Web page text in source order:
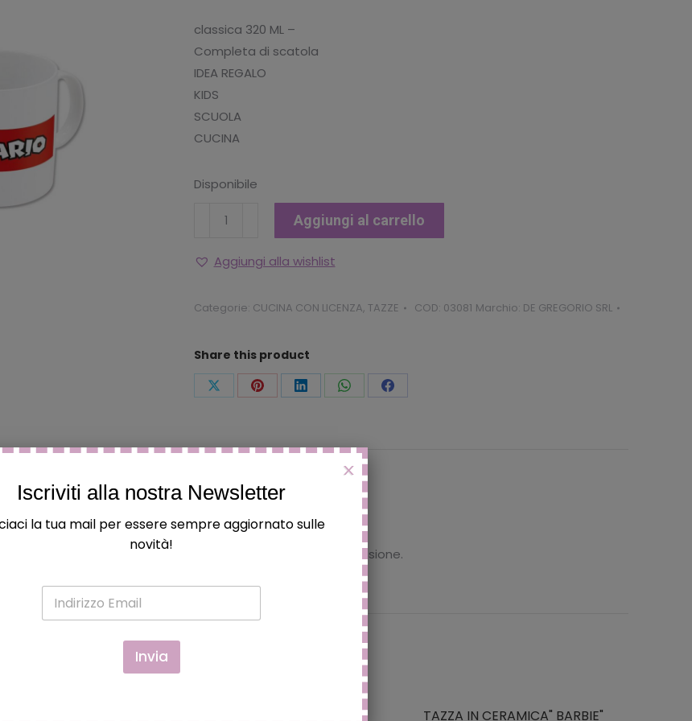
era:
€9.90.€6.93.
classica 320 ML –
Completa di scatola
IDEA REGALO
KIDS
SCUOLA
CUCINA
Disponibile
Tazza
ceramica
Aggiungi al carrello
Aggiungi alla wishlist
Categorie: CUCINA CON LICENZA, TAZZE COD: 03081 Marchio: DE GREGORIO SRL
Share this product
CondividiCondividiCondividiCondividiCondividi
acquistato questo prodotto possono lasciare una recensione.
TAZZA IN CERAMICA" BARBIE"
Iscriviti alla nostra Newsletter
la tua mail per essere sempre aggiornato sulle
novità!
Invia
X